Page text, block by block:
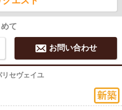
て
お問い合わせ
セヴェイユ